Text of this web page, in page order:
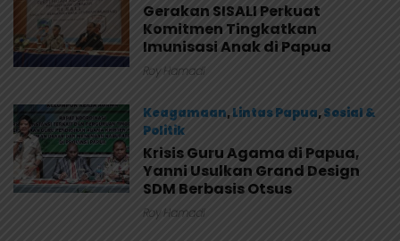
27, 2026
Gerakan SISALI Perkuat
Komitmen Tingkatkan
Imunisasi Anak di Papua
Roy Hamadi
Keagamaan,Lintas Papua,Sosial &
Politik
Juni 27, 2026
Krisis Guru Agama di Papua,
Yanni Usulkan Grand Design
SDM Berbasis Otsus
Roy Hamadi